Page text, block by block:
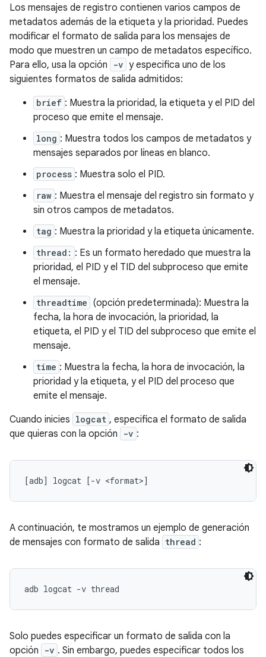
Los mensajes de registro contienen varios campos de
metadatos además de la etiqueta y la prioridad. Puedes
modificar el formato de salida para los mensajes de
modo que muestren un campo de metadatos específico.
Para ello, usa la opción
-v y especifica uno de los
siguientes formatos de salida admitidos:
brief : Muestra la prioridad, la etiqueta y el PID del
proceso que emite el mensaje.
long : Muestra todos los campos de metadatos y
mensajes separados por líneas en blanco.
process : Muestra solo el PID.
raw : Muestra el mensaje del registro sin formato y
sin otros campos de metadatos.
tag : Muestra la prioridad y la etiqueta únicamente.
thread: : Es un formato heredado que muestra la
prioridad, el PID y el TID del subproceso que emite
el mensaje.
threadtime (opción predeterminada): Muestra la
fecha, la hora de invocación, la prioridad, la
etiqueta, el PID y el TID del subproceso que emite el
mensaje.
time : Muestra la fecha, la hora de invocación, la
prioridad y la etiqueta, y el PID del proceso que
emite el mensaje.
Cuando inicies logcat , especifica el formato de salida
que quieras con la opción
-v :
A continuación, te mostramos un ejemplo de generación
de mensajes con formato de salida thread :
Solo puedes especificar un formato de salida con la
opción
-v . Sin embargo, puedes especificar todos los